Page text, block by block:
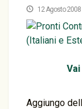
12 Agosto
Aggiungo